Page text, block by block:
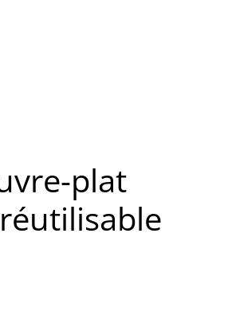
plat